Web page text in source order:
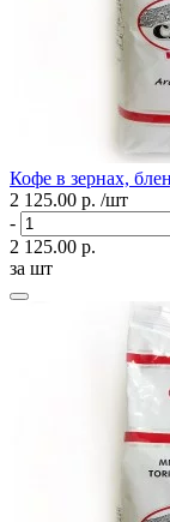
Кофе в зернах,
2 125.00 р. /шт
-
2 125.00 р.
за шт